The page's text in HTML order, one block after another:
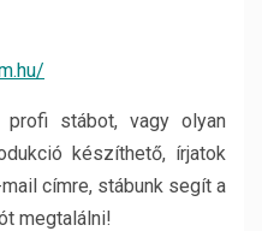
profi stábot, vagy olyan
készíthető, írjatok
címre, stábunk segít a
megtalálni!